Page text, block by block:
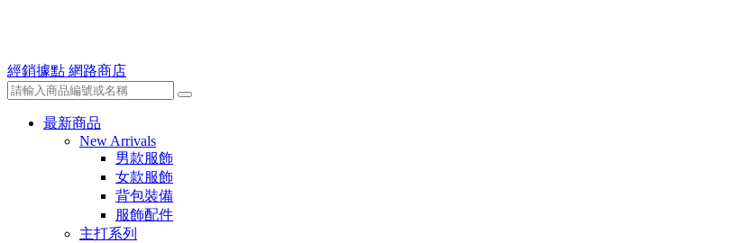
經銷據點 網路商店
最新商品
New Arrivals
男款服飾
女款服飾
背包裝備
服飾配件
主打系列